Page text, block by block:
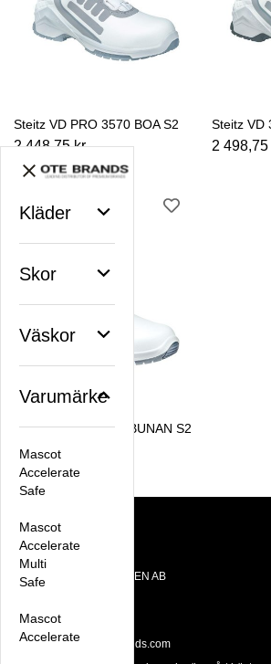
Kläder
Skor
Väskor
Varumärke
Mascot
Accelerate
Safe
Mascot
Accelerate
Multi
Safe
Mascot
Accelerate
Steitz VD PRO 3570 BOA S2
2 448,75 kr
Steitz VD
2 498,75
Steitz VD 6651 PERBUNAN S2
1 948,75 kr
Kontakt
OTE BRANDS SWEDEN AB
Email:hello@otebrands.com